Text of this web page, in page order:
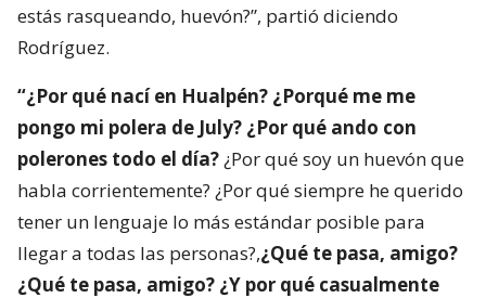
estás rasqueando, huevón?”, partió diciendo
Rodríguez.
“¿Por qué nací en Hualpén? ¿Porqué me me
pongo mi polera de July? ¿Por qué ando con
polerones todo el día?¿Por qué soy un huevón que
habla corrientemente? ¿Por qué siempre he querido
tener un lenguaje lo más estándar posible para
llegar a todas las personas?,¿Qué te pasa, amigo?
¿Qué te pasa, amigo? ¿Y por qué casualmente